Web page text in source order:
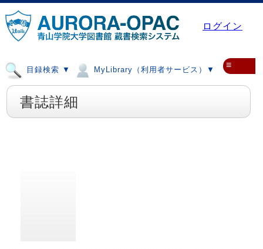
ログイン
目録検索 ▼ MyLibrary（利用者サービス）▼ ≡
書誌詳細